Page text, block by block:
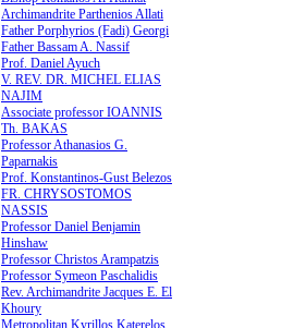
Archimandrite Parthenios Allati
Father Porphyrios (Fadi) Georgi
Father Bassam A. Nassif
Prof. Daniel Ayuch
V. REV. DR. MICHEL ELIAS
NAJIM
Associate professor IOANNIS
Th. BAKAS
Professor Athanasios G.
Paparnakis
Prof. Konstantinos-Gust Belezos
FR. CHRYSOSTOMOS
NASSIS
Professor Daniel Benjamin
Hinshaw
Professor Christos Arampatzis
Professor Symeon Paschalidis
Rev. Archimandrite Jacques E. El
Khoury
Metropolitan Kyrillos Katerelos